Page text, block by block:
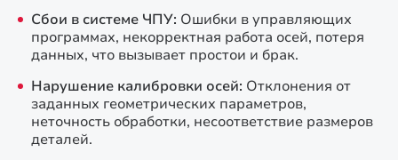
Сбои в системе ЧПУ: Ошибки в управляющих
программах, некорректная работа осей, потеря
данных, что вызывает простои и брак.
Нарушение калибровки осей: Отклонения от
заданных геометрических параметров,
неточность обработки, несоответствие размеров
деталей.